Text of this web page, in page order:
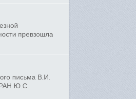
превзошла
письма В.И.
РАН Ю.С.